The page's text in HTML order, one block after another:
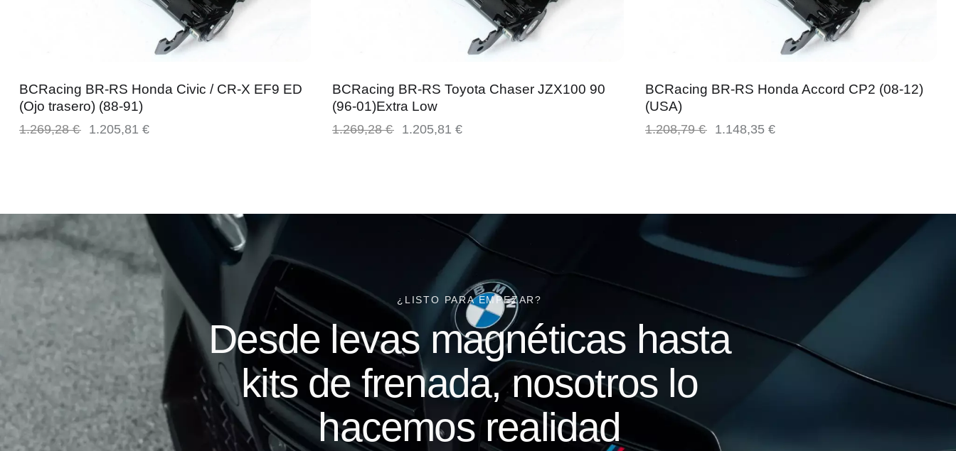
BCRacing BR-RS Honda Civic / CR-X EF9 ED
(Ojo trasero) (88-91)
1.269,28€ 1.205,81 €
BCRacing BR-RS Toyota Chaser JZX100 90
(96-01)Extra Low
1.269,28€ 1.205,81 €
BCRacing BR-RS Honda Accord CP2 (08-12)
(USA)
1.208,79€ 1.148,35 €
¿LISTO PARA EMPEZAR?
Desde levas magnéticas hasta
kits de frenada, nosotros lo
hacemos realidad